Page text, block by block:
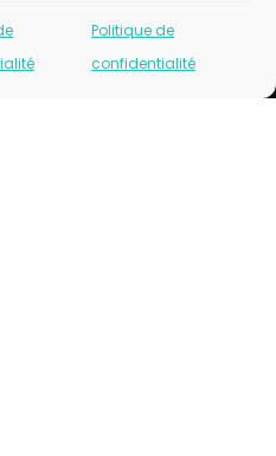
Politique de
confidentialité